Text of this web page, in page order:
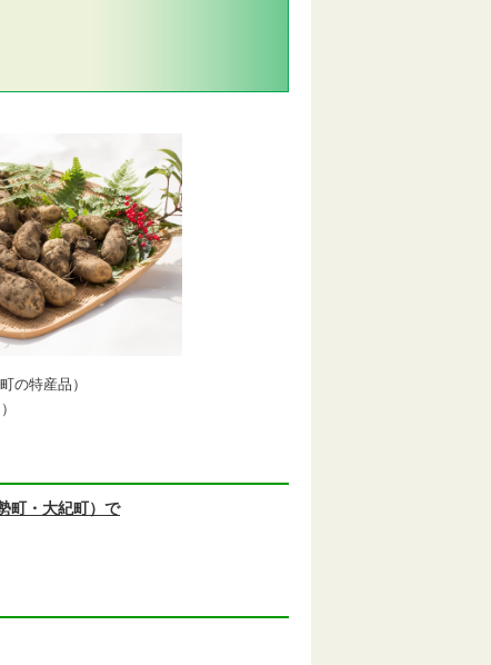
特産品）
町・大紀町）で